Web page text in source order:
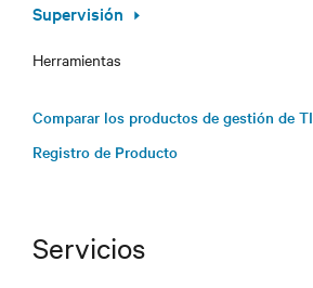
Supervisión
Herramientas
Comparar los productos de gestión de TI
Registro de Producto
Servicios